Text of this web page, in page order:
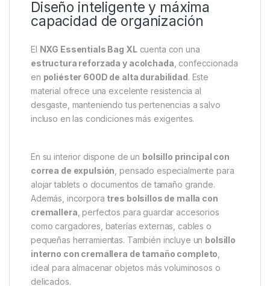
Gracias a su diseño funcional y elegante
Essentials XL combinaespacio, accesibilidad y
confort. Su interior bien distribuido permite
almacenar desde pequeños accesorios hasta
dispositivos electrónicos de gran tamaño, como un
iPad Pro, garantizando una protección total en
cualquier entorno.
Diseño inteligente y máxima
capacidad de organización
ElNXG Essentials Bag XLcuenta con una
estructura reforzada y acolchada , confeccionada
enpoliéster 600D de alta durabilidad. Este
material ofrece una excelente resistencia al
desgaste, manteniendo tus pertenencias a salvo
incluso en las condiciones más exigentes.